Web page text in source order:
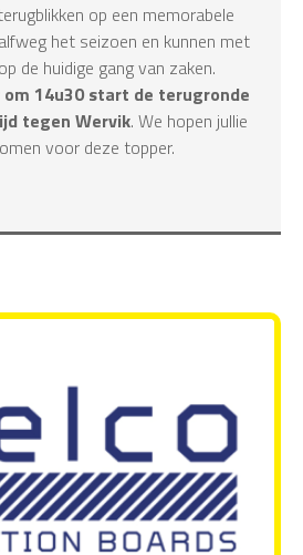
op een memorabele
het seizoen en kunnen met
de huidige gang van zaken.
14u30 start de terugronde
tegen Wervik. We hopen jullie
voor deze topper.